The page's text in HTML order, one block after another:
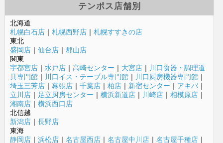
テンポス店舗別
北海道
札幌白石店｜ 札幌西野店｜ 札幌すすきの店
東北
盛岡店｜ 仙台店｜ 郡山店
関東
宇都宮店｜ 水戸店｜ 高崎センター ｜ 大宮店｜ 川口食器・調理道
具専門館｜ 川口イス・テーブル専門館｜ 川口厨房機器専門館｜
埼玉三芳店｜ 幕張店｜ 千葉店｜ 柏店｜ 新宿センター ｜ アキバ｜
立川店｜ 足立厨房センター ｜ 横浜新道店｜ 川崎店｜ 相模原店｜
湘南店｜ 横浜西口店
北信越
新潟店｜ 長野店
東海
静岡店｜ 浜松店｜ 名古屋西店｜ 名古屋中川店｜ 名古屋千種店｜